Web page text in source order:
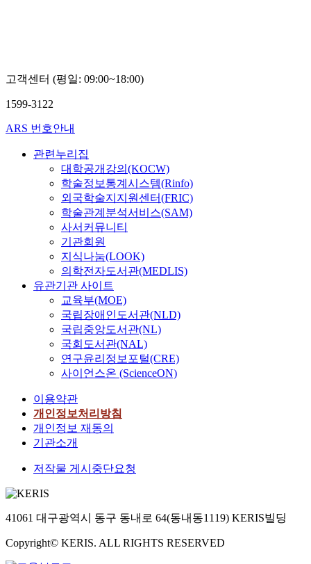
고객센터 (평일: 09:00~18:00)
1599-3122
ARS 번호안내
관련누리집
대학공개강의(KOCW)
학술정보통계시스템(Rinfo)
외국학술지지원센터(FRIC)
학술관계분석서비스(SAM)
사서커뮤니티
기관회원
지식나눔(LOOK)
의학전자도서관(MEDLIS)
유관기관 사이트
교육부(MOE)
국립장애인도서관(NLD)
국립중앙도서관(NL)
국회도서관(NAL)
연구윤리정보포털(CRE)
사이언스온 (ScienceON)
이용약관
개인정보처리방침
개인정보 재동의
기관소개
저작물 게시중단요청
41061 대구광역시 동구 동내로 64(동내동1119) KERIS빌딩
Copyright© KERIS. ALL RIGHTS RESERVED